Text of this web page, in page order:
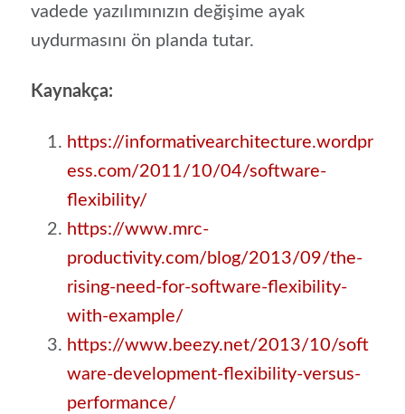
vadede yazılımınızın değişime ayak
uydurmasını ön planda tutar.
Kaynakça:
https://informativearchitecture.wordpr
ess.com/2011/10/04/software-
flexibility/
https://www.mrc-
productivity.com/blog/2013/09/the-
rising-need-for-software-flexibility-
with-example/
https://www.beezy.net/2013/10/soft
ware-development-flexibility-versus-
performance/